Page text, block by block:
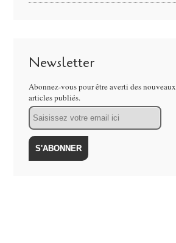
Newsletter
Abonnez-vous pour être averti des nouveaux
articles publiés.
Email